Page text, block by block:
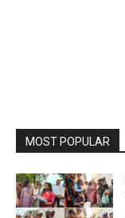
MOST POPULAR